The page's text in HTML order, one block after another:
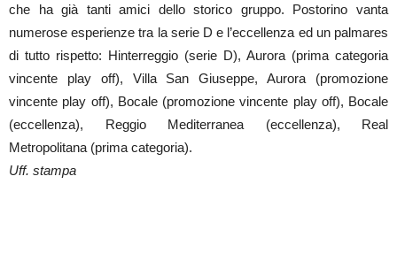
che ha già tanti amici dello storico gruppo. Postorino vanta
numerose esperienze tra la serie D e l’eccellenza ed un palmares
di tutto rispetto: Hinterreggio (serie D), Aurora (prima categoria
vincente play off), Villa San Giuseppe, Aurora (promozione
vincente play off), Bocale (promozione vincente play off), Bocale
(eccellenza), Reggio Mediterranea (eccellenza), Real
Metropolitana (prima categoria).
Uff. stampa